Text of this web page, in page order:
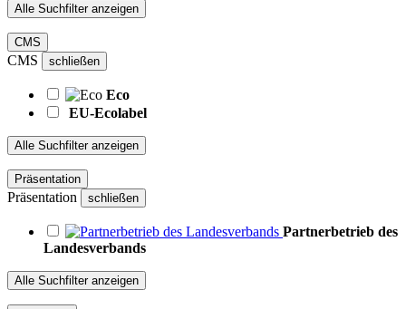
Alle Suchfilter anzeigen
CMS
CMS schließen
Eco
EU-Ecolabel
Alle Suchfilter anzeigen
Präsentation
Präsentation schließen
Partnerbetrieb des
Landesverbands
Alle Suchfilter anzeigen